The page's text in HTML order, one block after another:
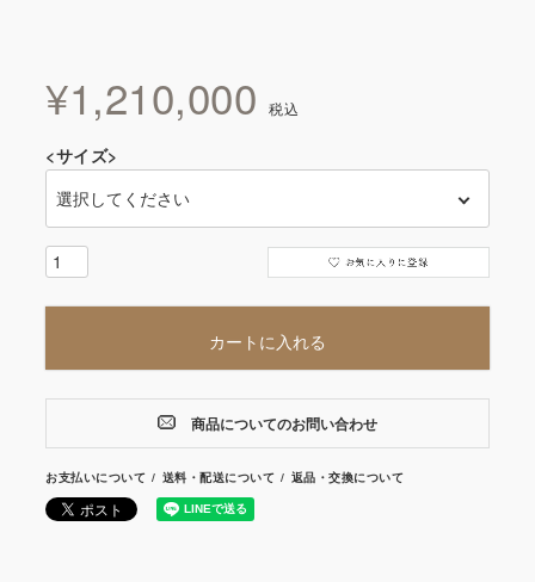
¥1,210,000 税込
<サイズ>
カートに入れる
商品についてのお問い合わせ
お支払いについて 送料・配送について 返品・交換について